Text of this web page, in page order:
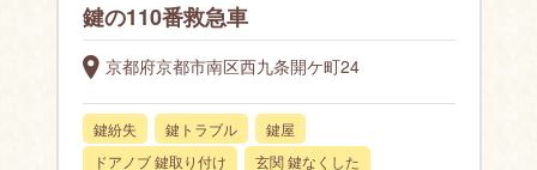
鍵の110番救急車
京都府京都市南区西九条開ケ町24
鍵紛失 鍵トラブル
鍵屋
ドアノブ 鍵取り付け
玄関 鍵なくした